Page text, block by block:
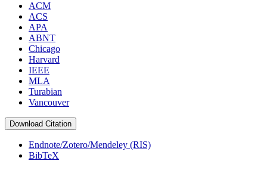
ACM
ACS
APA
ABNT
Chicago
Harvard
IEEE
MLA
Turabian
Vancouver
Download Citation
Endnote/Zotero/Mendeley (RIS)
BibTeX